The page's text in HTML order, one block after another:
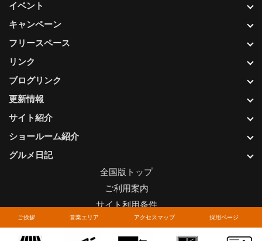
ご挨拶 営業エリア アクセスマップ 採用ページ
更新情報
サイト紹介
ショールーム紹介
グルメ日記
イベント
キャンペーン
フリースペース
リンク
ブログリンク
全国版トップ
ご利用案内
サイト利用条件
プライバシーポリシー
関連リンク